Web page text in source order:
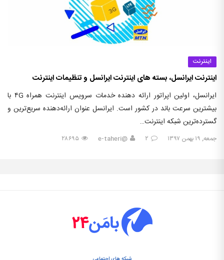
اینترنت
اینترنت ایرانسل، بسته های اینترنت ایرانسل و تنظیمات اینترنت
ایرانسل، اولین اپراتور ارائه دهنده خدمات سرویس اینترنت همراه ۴G با
بیشترین سرعت باند در کشور است. ایرانسل عنوان ارائه‌دهنده سریع‌ترین و
گسترده‌ترین شبکه اینترنت…
جمعه, ۱۹ بهمن ۱۳۹۷ ۲ @e-taheri ۲۸۶۹۵